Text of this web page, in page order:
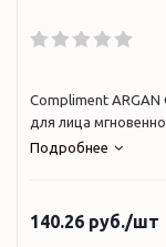
Compliment
для лица
Подробнее
140.26 руб./шт